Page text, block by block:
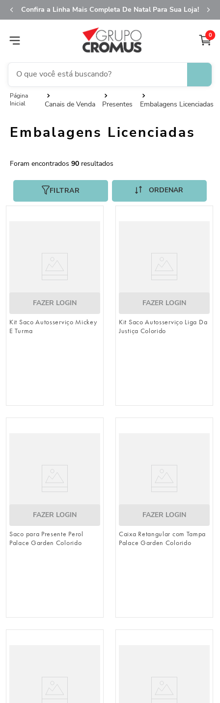
Confira a Linha Mais Completa De Natal Para Sua Loja!
0
O que você está buscando?
1º fita aramada
3º saco transparente
5º caixa
º guardanapo
º natal
sacola papel
Canais de Venda Presentes Embalagens Licenciadas
Embalagens Licenciadas
90
FILTRAR
FAZER LOGIN
Kit Saco Autosserviço Mickey
E Turma
FAZER LOGIN
Kit Saco Autosserviço Liga Da
Justiça Colorido
FAZER LOGIN
Saco para Presente Perol
Palace Garden Colorido
FAZER LOGIN
Caixa Retangular com Tampa
Palace Garden Colorido